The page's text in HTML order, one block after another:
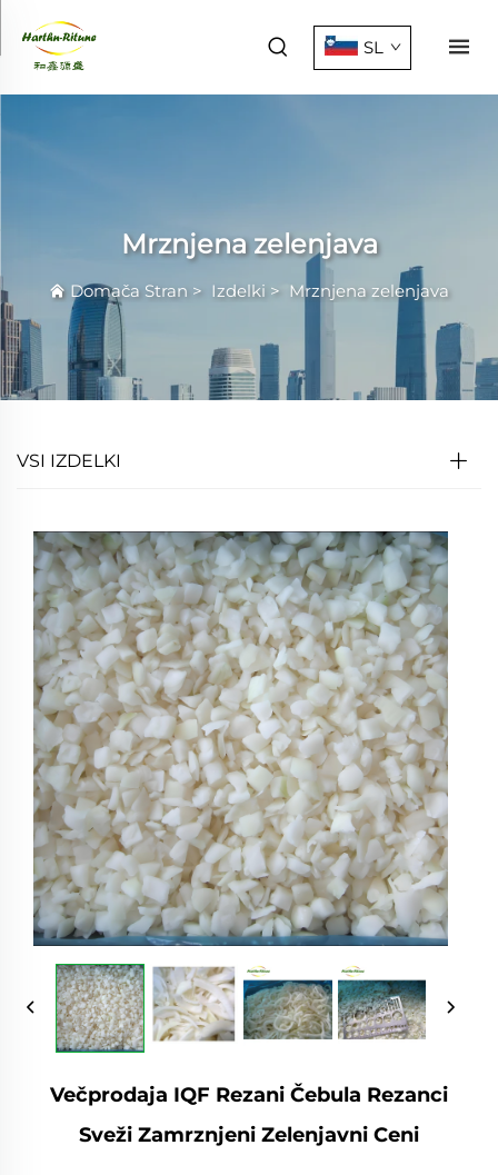
SL
Mrznjena zelenjava
Domača Stran > Izdelki > Mrznjena zelenjava
VSI IZDELKI
Večprodaja IQF Rezani Čebula Rezanci
Sveži Zamrznjeni Zelenjavni Ceni